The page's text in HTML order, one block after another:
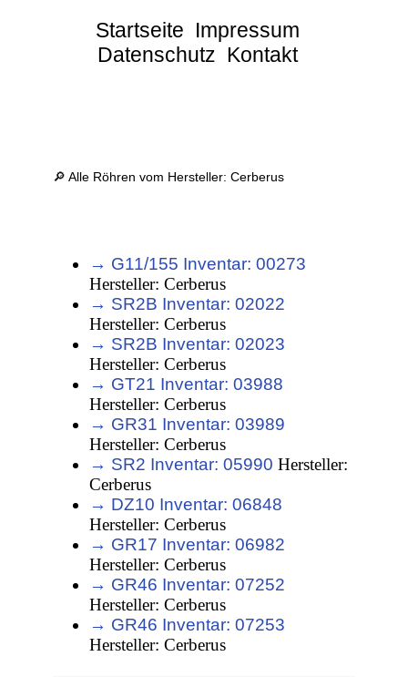
Startseite Impressum
Datenschutz Kontakt
🔎 Alle Röhren vom Hersteller: Cerberus
→ G11/155 Inventar: 00273
Hersteller: Cerberus
→ SR2B Inventar: 02022
Hersteller: Cerberus
→ SR2B Inventar: 02023
Hersteller: Cerberus
→ GT21 Inventar: 03988
Hersteller: Cerberus
→ GR31 Inventar: 03989
Hersteller: Cerberus
→ SR2 Inventar: 05990 Hersteller:
Cerberus
→ DZ10 Inventar: 06848
Hersteller: Cerberus
→ GR17 Inventar: 06982
Hersteller: Cerberus
→ GR46 Inventar: 07252
Hersteller: Cerberus
→ GR46 Inventar: 07253
Hersteller: Cerberus